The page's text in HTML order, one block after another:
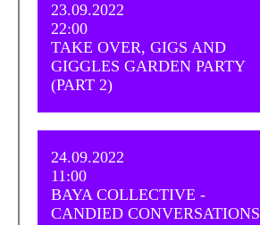
23.09.2022
22:00
TAKE OVER, GIGS AND
GIGGLES GARDEN PARTY
(PART 2)
24.09.2022
11:00
BAYA COLLECTIVE -
CANDIED CONVERSATIONS